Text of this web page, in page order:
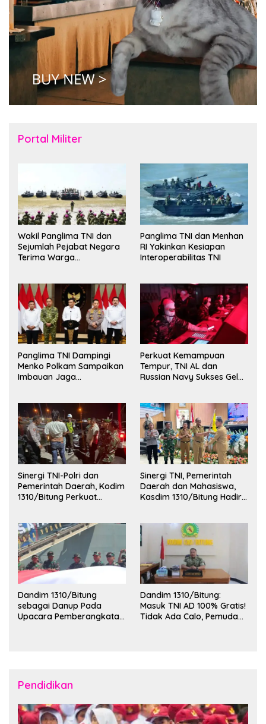
Portal Militer
Wakil Panglima TNI dan
Sejumlah Pejabat Negara
Terima Warga
Panglima TNI dan Menhan
RI Yakinkan Kesiapan
Interoperabilitas TNI
Panglima TNI Dampingi
Menko Polkam Sampaikan
Imbauan Jaga
Perkuat Kemampuan
Tempur, TNI AL dan
Russian Navy Sukses Gelar
Sinergi TNI-Polri dan
Pemerintah Daerah, Kodim
1310/Bitung Perkuat
Sinergi TNI, Pemerintah
Daerah dan Mahasiswa,
Kasdim 1310/Bitung Hadiri
Kota Bitung
Dandim 1310/Bitung
sebagai Danup Pada
Upacara Pemberangkatan
Dandim 1310/Bitung:
Masuk TNI AD 100% Gratis!
Tidak Ada Calo, Pemuda
Pendidikan